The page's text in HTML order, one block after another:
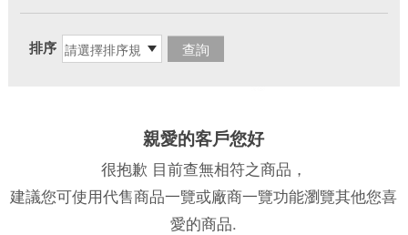
排序
親愛的客戶您好
很抱歉 目前查無相符之商品，
建議您可使用代售商品一覽或廠商一覽功能瀏覽其他您喜
愛的商品.